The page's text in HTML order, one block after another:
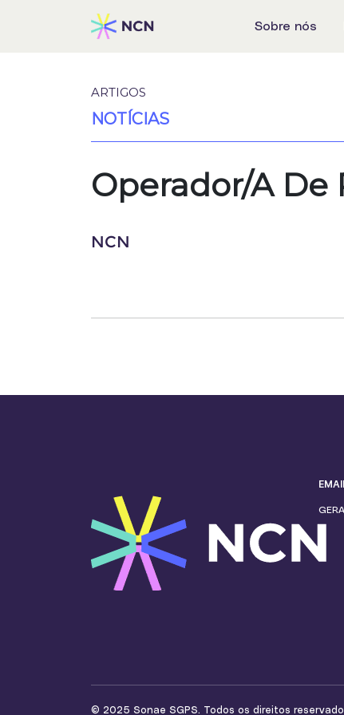
Sobre nós
ARTIGOS
NOTÍCIAS
Operador/A De
NCN
© 2025 Sonae SGPS. Todos os direitos